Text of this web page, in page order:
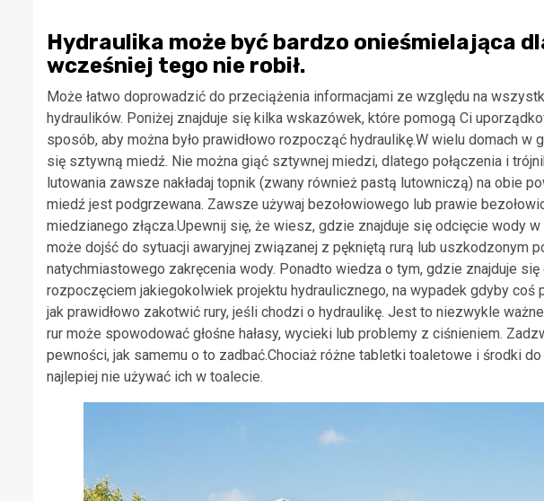
Hydraulika może być bardzo onieśmielająca
wcześniej tego nie robił.
Może łatwo doprowadzić do przeciążenia informacjami ze względu na
hydraulików. Poniżej znajduje się kilka wskazówek, które pomogą Ci
sposób, aby można było prawidłowo rozpocząć hydraulikę.W wielu domach w
się sztywną miedź. Nie można giąć sztywnej miedzi, dlatego połączenia i
lutowania zawsze nakładaj topnik (zwany również pastą lutowniczą) na obie
miedź jest podgrzewana. Zawsze używaj bezołowiowego lub prawie
miedzianego złącza.Upewnij się, że wiesz, gdzie znajduje się odcięcie wody
może dojść do sytuacji awaryjnej związanej z pękniętą rurą lub uszkodzonym
natychmiastowego zakręcenia wody. Ponadto wiedza o tym, gdzie znajduje
rozpoczęciem jakiegokolwiek projektu hydraulicznego, na wypadek gdyby coś
jak prawidłowo zakotwić rury, jeśli chodzi o hydraulikę. Jest to niezwykle
rur może spowodować głośne hałasy, wycieki lub problemy z ciśnieniem.
pewności, jak samemu o to zadbać.Chociaż różne tabletki toaletowe i środki
najlepiej nie używać ich w toalecie.